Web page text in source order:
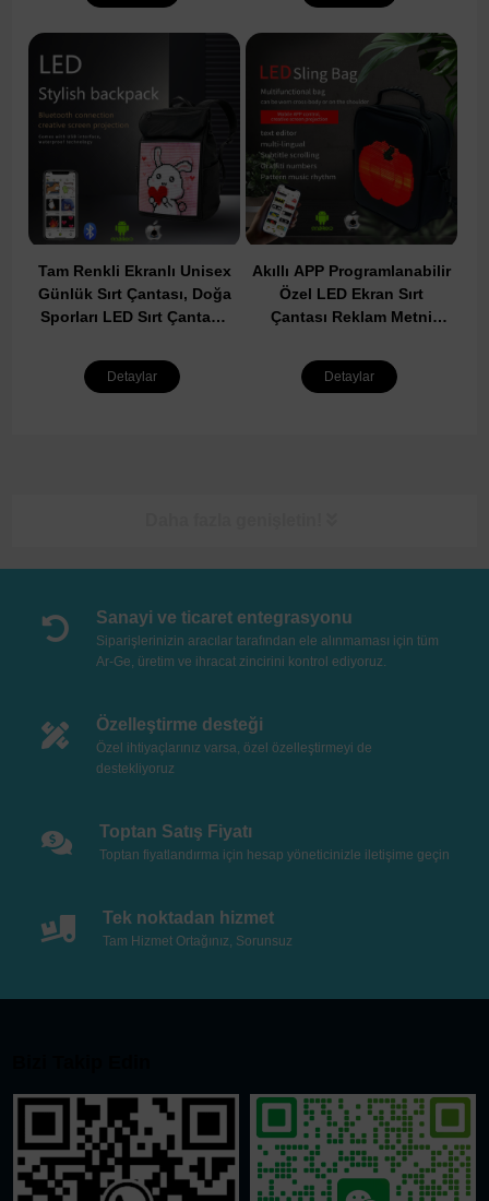
Tam Renkli Ekranlı Unisex
Günlük Sırt Çantası, Doğa
Sporları LED Sırt Çantası,
Programlanabilir LED Sırt
Çantası
Detaylar
Akıllı APP Programlanabilir
Özel LED Ekran Sırt
Çantası Reklam Metni
Geçirmez Son LED Okul
Çantaları
Detaylar
Sanayi ve ticaret entegrasyonu
Siparişlerinizin aracılar tarafından ele alınmaması için tüm
Ar-Ge, üretim ve ihracat zincirini kontrol ediyoruz.
Özelleştirme desteği
Özel ihtiyaçlarınız varsa, özel özelleştirmeyi de
destekliyoruz
Toptan Satış Fiyatı
Toptan fiyatlandırma için hesap yöneticinizle iletişime geçin
Tek noktadan hizmet
Tam Hizmet Ortağınız, Sorunsuz